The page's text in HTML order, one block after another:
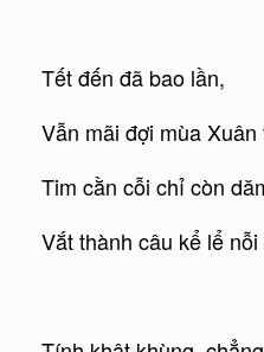
Tết đến đã bao lần,
Vẫn mãi đợi mùa
Tim cằn cỗi chỉ còn
Vắt thành câu kể lể